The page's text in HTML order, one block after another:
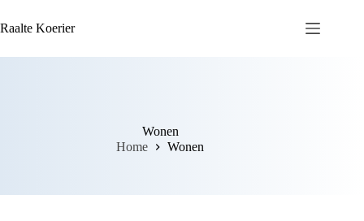
naar
de
Raalte Koerier
Wonen
Home
Wonen